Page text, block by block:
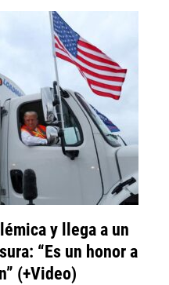
y llega a un
“Es un honor a
(+Video)